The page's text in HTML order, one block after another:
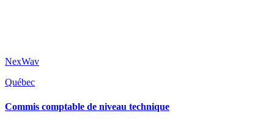
NexWav
Québec
Commis comptable de niveau technique